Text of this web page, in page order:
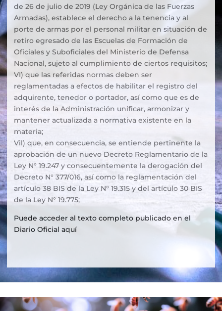
de 26 de julio de 2019 (Ley Orgánica de las Fuerzas
Armadas), establece el derecho a la tenencia y al
porte de armas por el personal militar en situación de
retiro egresado de las Escuelas de Formación de
Oficiales y Suboficiales del Ministerio de Defensa
Nacional, sujeto al cumplimiento de ciertos requisitos;
VI) que las referidas normas deben ser
reglamentadas a efectos de habilitar el registro del
adquirente, tenedor o portador, así como que es de
interés de la Administración unificar, armonizar y
mantener actualizada a normativa existente en la
materia;
Vil) que, en consecuencia, se entiende pertinente la
aprobación de un nuevo Decreto Reglamentario de la
Ley N° 19.247 y consecuentemente la derogación del
Decreto N° 377/016, así como la reglamentación del
artículo 38 BIS de la Ley N° 19.315 y del artículo 30 BIS
de la Ley N° 19.775;
Puede acceder al texto completo publicado en el
Diario Oficial aquí